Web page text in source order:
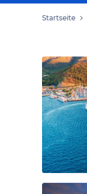
Startseite